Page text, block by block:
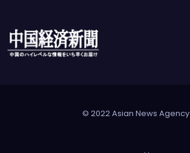
© 2022 Asian News Agency